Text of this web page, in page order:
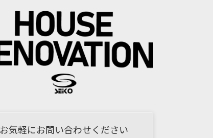
お気軽にお問い合わせください